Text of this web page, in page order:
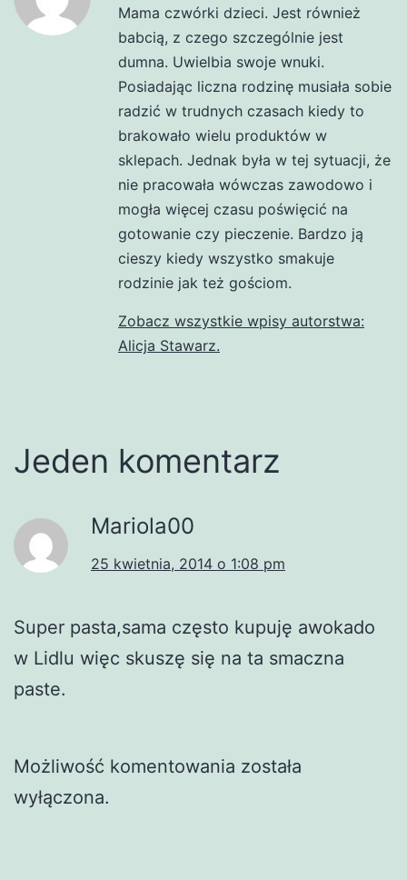
Mama czwórki dzieci. Jest również
babcią, z czego szczególnie jest
dumna. Uwielbia swoje wnuki.
Posiadając liczna rodzinę musiała sobie
radzić w trudnych czasach kiedy to
brakowało wielu produktów w
sklepach. Jednak była w tej sytuacji, że
nie pracowała wówczas zawodowo i
mogła więcej czasu poświęcić na
gotowanie czy pieczenie. Bardzo ją
cieszy kiedy wszystko smakuje
rodzinie jak też gościom.
Zobacz wszystkie wpisy autorstwa:
Alicja Stawarz.
Jeden komentarz
Mariola00
25 kwietnia, 2014 o 1:08 pm
Super pasta,sama często kupuję awokado
w Lidlu więc skuszę się na ta smaczna
paste.
Możliwość komentowania została
wyłączona.